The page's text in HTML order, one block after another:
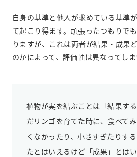
自身の基準と他人が求めている基準
て起こり得ます。頑張ったつもりで
りますが、これは両者が結果・成果
のかによって、評価軸は異なってしま
植物が実を結ぶことは「結果す
だリンゴを育てた時に、食べて
くなかったり、小さすぎたりす
たとはいえるけど「成果」とは